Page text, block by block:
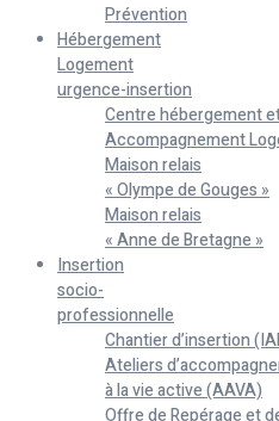
Prévention
Hébergement
Logement
urgence-insertion
Centre hébergement
Accompagnement
Maison relais
« Olympe de Gouges »
Maison relais
« Anne de Bretagne »
Insertion
socio-
professionnelle
Chantier d’insertion
Ateliers
à la vie active (AAVA)
Offre de Repérage et